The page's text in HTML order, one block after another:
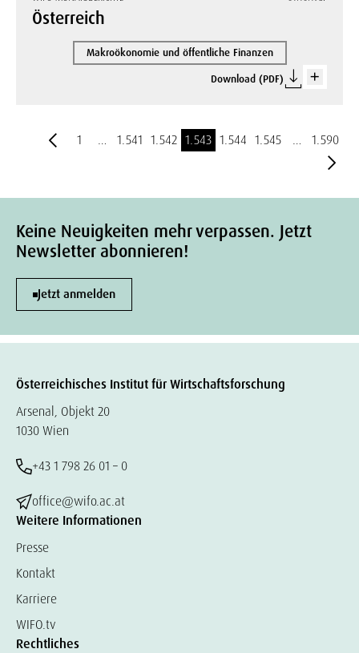
Österreich
Makroökonomie und öffentliche Finanzen
Download (PDF)
1 … 1.541 1.542 1.543 1.544 1.545 … 1.590
Keine Neuigkeiten mehr verpassen. Jetzt
Newsletter abonnieren!
Jetzt anmelden
Österreichisches Institut für Wirtschaftsforschung
Arsenal, Objekt 20
1030 Wien
+43 1 798 26 01 – 0
office@wifo.ac.at
Weitere Informationen
Presse
Kontakt
Karriere
WIFO.tv
Rechtliches